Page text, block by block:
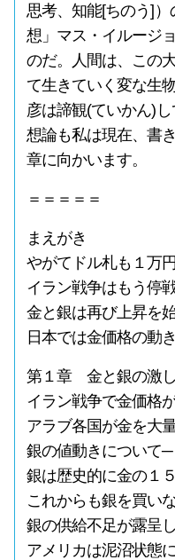
思考、知能[ちのう]
想」マス・イルー
のだ。人間は、この
て生きていく変な生
彦は諦観(ていかん)
想論も私は現在、書
章に向かいます。
＝＝＝＝＝
まえがき
やがてドル札も１万
イラン戦争はもう停
金と銀は再び上昇を
日本では金価格の動
第１章 金と銀の激
イラン戦争で金価格
アラブ各国が金を大
銀の値動きについて─
銀は歴史的に金の１
これからも銀を買い
銀の供給不足が露呈
アメリカは泥沼状態